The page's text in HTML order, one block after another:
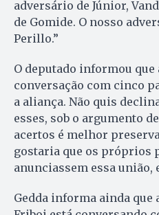
adversário de Júnior,
de Gomide. O nosso
Perillo.”
O deputado informou que
conversação com cinco
a aliança. Não quis
esses, sob o argumento
acertos é melhor
gostaria que os próprios
anunciassem essa união,
Gedda informa ainda que